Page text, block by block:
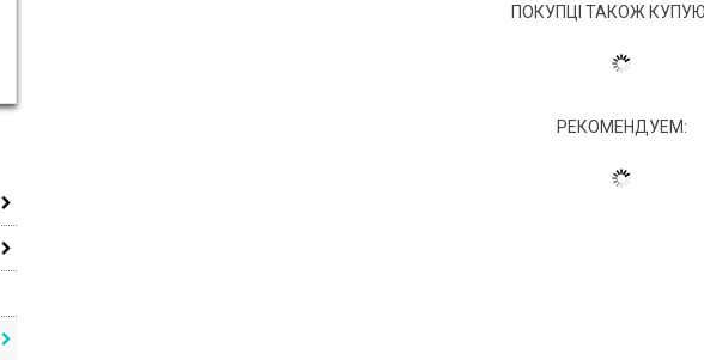
ПОКУПЦІ ТАКОЖ
РЕКОМЕНДУЕМ: